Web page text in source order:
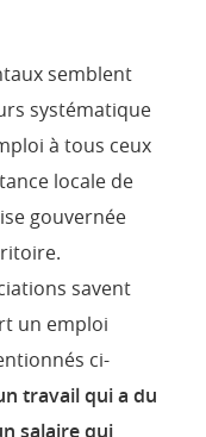
semblent
systématique
à tous ceux
locale de
gouvernée
savent
un emploi
ci-
travail qui a du
salaire qui